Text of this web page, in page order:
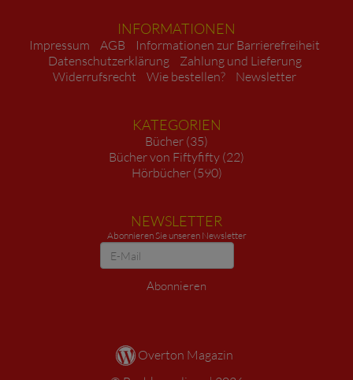
INFORMATIONEN
Impressum AGB
Informationen zur Barrierefreiheit
Datenschutzerklärung
Zahlung und Lieferung
Widerrufsrecht
Wie bestellen? Newsletter
KATEGORIEN
Bücher (35)
Bücher von Fiftyfifty (22)
Hörbücher (590)
NEWSLETTER
Abonnieren Sie unseren Newsletter
Newsletter
Abonnieren
Overton Magazin